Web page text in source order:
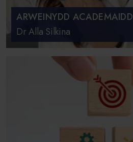
ARWEINYDD ACADEMAIDD
Dr Alla Silkina